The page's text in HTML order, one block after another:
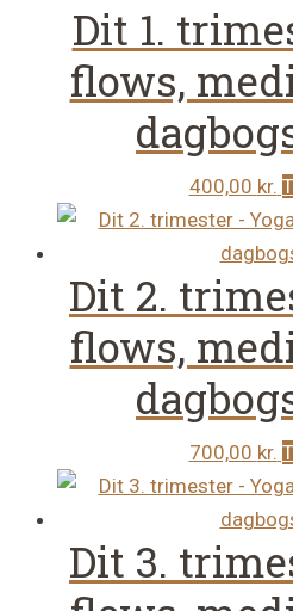
Dit 1.
flows,
400,00 kr.
Dit 2.
flows,
700,00 kr.
Dit 3.